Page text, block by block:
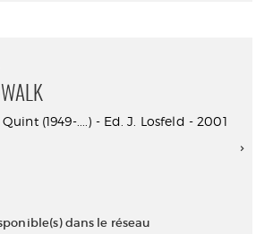
(1949-....) - Ed. J. Losfeld - 2001
dans le réseau